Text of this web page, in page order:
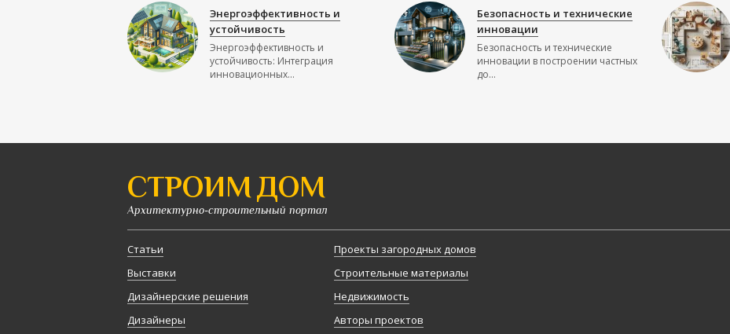
Энергоэффективность и
устойчивость
Энергоэффективность и
устойчивость: Интеграция
инновационных...
Безопасность и технические
инновации
Безопасность и технические
инновации в построении частных
до...
СТРОИМ ДОМ
Архитектурно-строительный портал
Статьи
Выставки
Дизайнерские решения
Дизайнеры
Проекты загородных домов
Строительные материалы
Недвижимость
Авторы проектов